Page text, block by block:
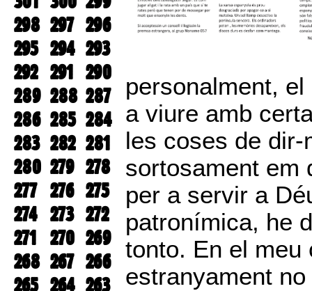
298 297 296
295 294 293
292 291 290
289 288 287
286 285 284
283 282 281
280 279 278
277 276 275
274 273 272
271 270 269
268 267 266
265 264 263
personalment, el
a viure amb
les coses de dir-
sortosament em
per a servir a
patronímica, he
tonto. En el meu
estranyament